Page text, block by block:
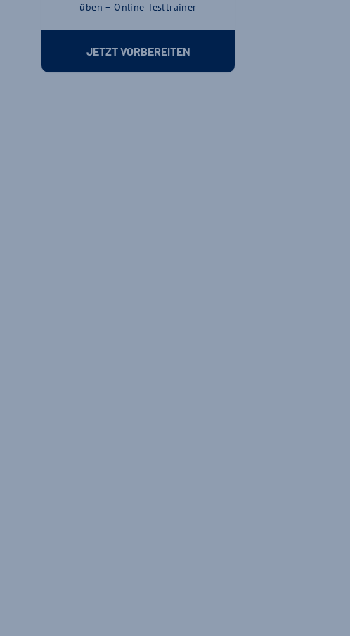
üben – Online Testtrainer
JETZT VORBEREITEN